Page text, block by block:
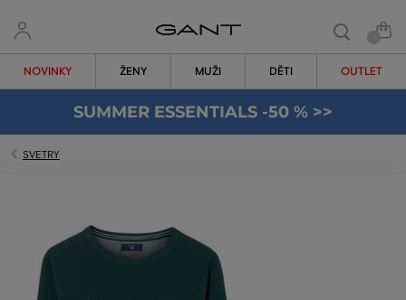
NOVINKY ŽENY MUŽI DĚTI OUTLET
SUMMER ESSENTIALS -50 % >>
SVETRY